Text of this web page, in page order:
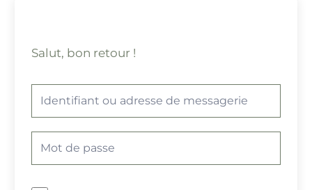
Salut, bon retour !